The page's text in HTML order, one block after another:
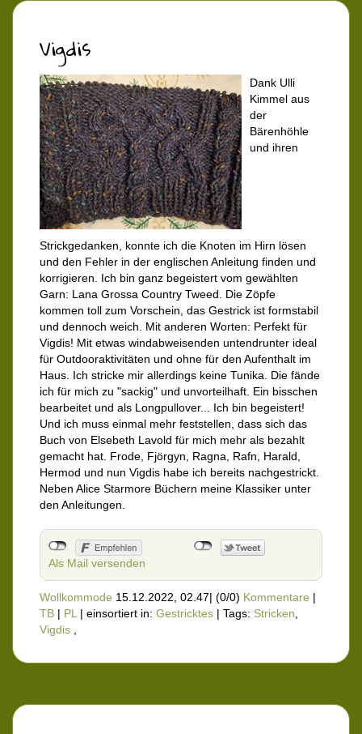
Vigdis
Dank Ulli
Kimmel aus
der
Bärenhöhle
und ihren
Strickgedanken, konnte ich die Knoten im Hirn lösen
und den Fehler in der englischen Anleitung finden und
korrigieren. Ich bin ganz begeistert vom gewählten
Garn: Lana Grossa Country Tweed. Die Zöpfe
kommen toll zum Vorschein, das Gestrick ist formstabil
und dennoch weich. Mit anderen Worten: Perfekt für
Vigdis! Mit etwas windabweisenden untendrunter ideal
für Outdooraktivitäten und ohne für den Aufenthalt im
Haus. Ich stricke mir allerdings keine Tunika. Die fände
ich für mich zu "sackig" und unvorteilhaft. Ein bisschen
bearbeitet und als Longpullover... Ich bin begeistert!
Und ich muss einmal mehr feststellen, dass sich das
Buch von Elsebeth Lavold für mich mehr als bezahlt
gemacht hat. Frode, Fjörgyn, Ragna, Rafn, Harald,
Hermod und nun Vigdis habe ich bereits nachgestrickt.
Neben Alice Starmore Büchern meine Klassiker unter
den Anleitungen.
Als Mail versenden
Wollkommode 15.12.2022, 02.47| (0/0) Kommentare |
TB | PL| einsortiert in: Gestricktes | Tags: Stricken,
Vigdis ,